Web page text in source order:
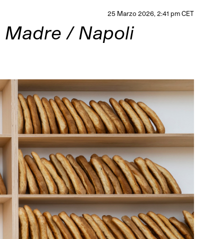
25 Marzo 2026, 2:41 pm CET
Madre / Napoli